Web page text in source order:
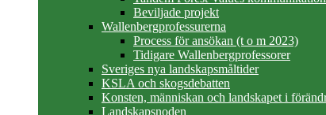
Beviljade projekt
Wallenbergprofessurerna
Process för ansökan (t o m 2023)
Tidigare Wallenbergprofessorer
Sveriges nya landskapsmåltider
KSLA och skogsdebatten
Konsten, människan och landskapet i
Landskapsnoden